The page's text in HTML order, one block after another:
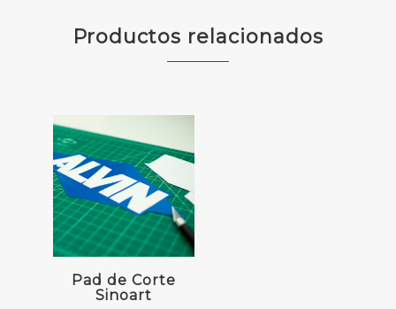
Productos relacionados
Pad de Corte
Sinoart